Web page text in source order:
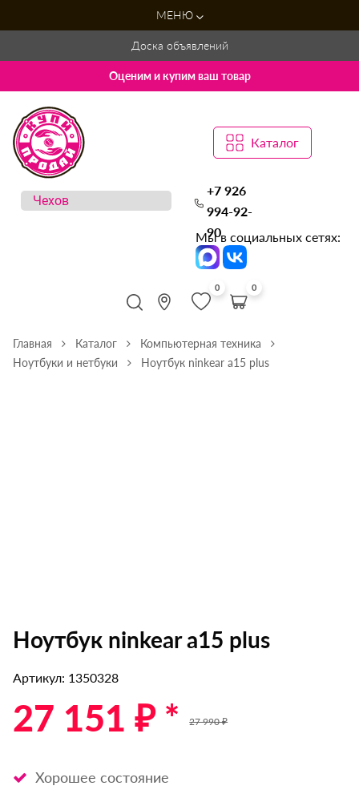
МЕНЮ
Доска объявлений
Оценим и купим ваш товар
Каталог
+7 926
994-92-
90
Мы в социальных сетях:
0 0
Главная Каталог
Компьютерная техника
Ноутбуки и нетбуки
Ноутбук ninkear a15 plus
Ноутбук ninkear a15 plus
Артикул: 1350328
27 151 ₽ * 27 990 ₽
Хорошее состояние